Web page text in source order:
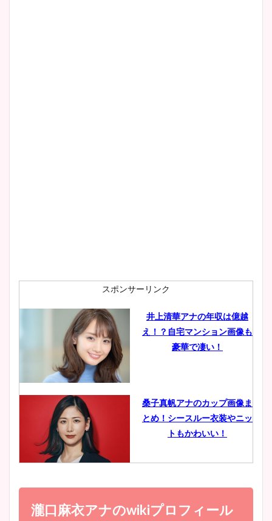
肉も凄い！
鈴木唯の太ってた時の体重が
ヤバすぎww原因や痩せたダ
豊島実季アナのカップ画像ま
とめ！美脚や水着姿に年齢も
宇賀神メグアナのニット画像
スポンサーリンク
井上清華アナの年収は億越
え！？自宅マンション画像も
豪華で凄い！
桑子真帆アナのカップ画像ま
とめ！シースルー衣装やニッ
トもかわいい！
小室瑛莉子のカップ画像まと
め！足が美脚でニット衣装も
かわいい！
瀧口麻衣アナのwikiプロフィール